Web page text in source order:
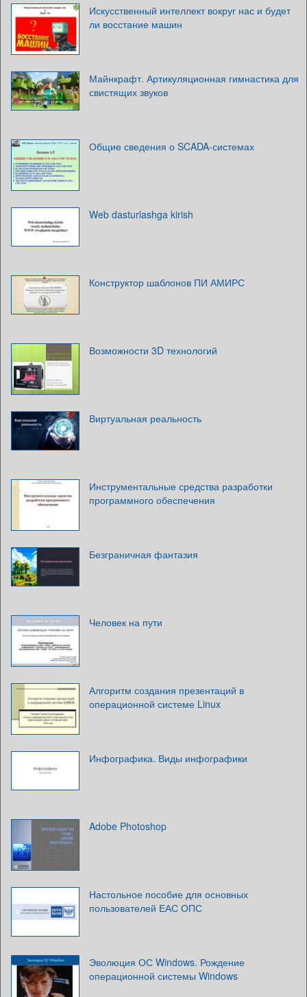
Искусственный интеллект вокруг нас и будет
ли восстание машин
Майнкрафт. Артикуляционная гимнастика для
свистящих звуков
Общие сведения о SCADA-системах
Web dasturlashga kirish
Конструктор шаблонов ПИ АМИРС
Возможности 3D технологий
Виртуальная реальность
Инструментальные средства разработки
программного обеспечения
Безграничная фантазия
Человек на пути
Алгоритм создания презентаций в
операционной системе Linux
Инфографика. Виды инфографики
Adobe Photoshop
Настольное пособие для основных
пользователей ЕАС ОПС
Эволюция ОС Windows. Рождение
операционной системы Windows